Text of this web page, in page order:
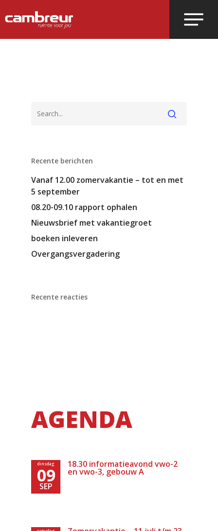
Recente berichten
Vanaf 12.00 zomervakantie – tot en met
5 september
08.20-09.10 rapport ophalen
Nieuwsbrief met vakantiegroet
boeken inleveren
Overgangsvergadering
Recente reacties
AGENDA
dinsdag
09
SEP
18.30 informatieavond vwo-2
en vwo-3, gebouw A